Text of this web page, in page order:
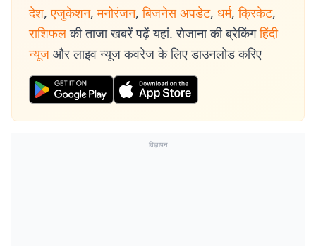
देश, एजुकेशन, मनोरंजन, बिजनेस अपडेट, धर्म, क्रिकेट,
राशिफल की ताजा खबरें पढ़ें यहां. रोजाना की ब्रेकिंग हिंदी
न्यूज और लाइव न्यूज कवरेज के लिए डाउनलोड करिए
विज्ञापन